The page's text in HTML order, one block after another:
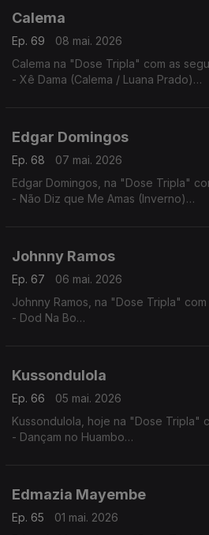
Calema
Ep. 69
08 mai. 2026
Calema na "Dose Tripla" com as
- Xê Dama (Calema / Luana Prado)
Edgar Domingos
Ep. 68
07 mai. 2026
Edgar Domingos, na "Dose Tripla"
- Não Diz que Me Amas (Inverno)
Johnny Ramos
Ep. 67
06 mai. 2026
Johnny Ramos, na "Dose Tripla"
- Dod Na Bo
Kussondulola
Ep. 66
05 mai. 2026
Kussondulola, hoje na "Dose Tripla"
- Dançam no Huambo
Edmazia Mayembe
Ep. 65
01 mai. 2026